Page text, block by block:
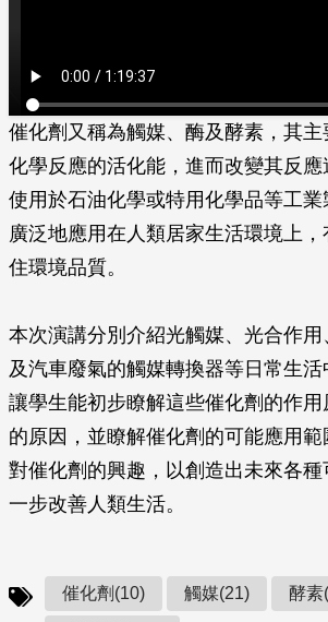
催化劑又稱為觸媒、酶及酵素，其
化學反應的活化能，進而改變其反
使用於石油化學或特用化學品等工
廣泛地應用在人類居家生活環境上
住環境品質。
本次演講分別介紹光觸媒、光合作用
及汽車廢氣的觸媒轉換器等日常生活
讓學生能初步瞭解這些催化劑的作
的原因，並瞭解催化劑的可能應用
對催化劑的興趣，以創造出未來各
一步改善人類生活。
催化劑(10) 觸媒(21) 酵素